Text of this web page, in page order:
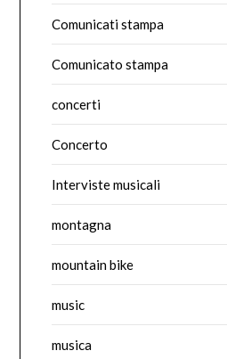
Comunicati stampa
Comunicato stampa
concerti
Concerto
Interviste musicali
montagna
mountain bike
music
musica